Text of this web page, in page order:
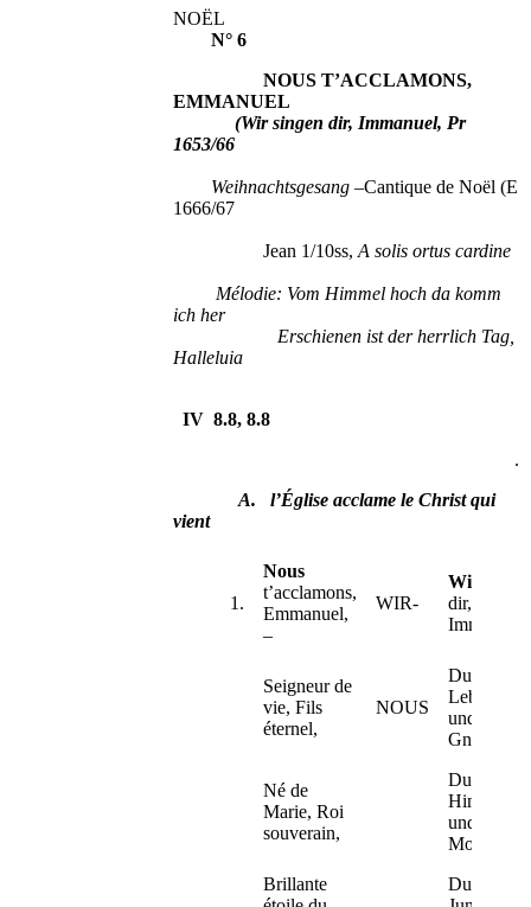
NOËL
N° 6
NOUS T’ACCLAMONS,
EMMANUEL
(Wir singen dir, Immanuel, Pr
1653/66
Weihnachtsgesang–Cantique de Noël (E
1666/67
Jean 1/10ss,A solis ortus cardine
Mélodie: Vom Himmel hoch da komm
ich her
Erschienen ist der herrlich Tag,
Halleluia
IV 8.8, 8.8
.
A.
l’Église acclame le Christ qui
vient
1.
Nous
t’acclamons,
Emmanuel,
–
WIR-
Wir
dir,
Immanuel,
Seigneur de
vie, Fils
éternel,
NOUS
Du
und
Né de
Marie, Roi
souverain,
Du
und
Brillante
Du